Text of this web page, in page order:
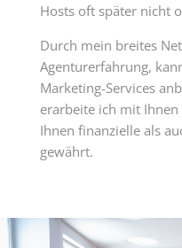
Hosts oft später nicht
Durch mein breites
Agenturerfahrung,
Marketing-Services
erarbeite ich mit
Ihnen finanzielle als
gewährt.